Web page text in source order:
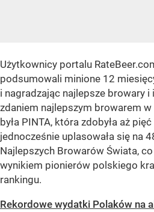
Użytkownicy portalu
podsumowali minione 12
i nagradzając najlepsze browary
zdaniem najlepszym browarem
była PINTA, która zdobyła aż
jednocześnie uplasowała się na
Najlepszych Browarów Świata,
wynikiem pionierów polskiego
rankingu.
Rekordowe wydatki Polaków na